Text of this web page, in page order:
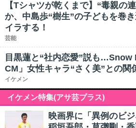
【Tシャツが乾くまで】“毒親の
か、中島歩“樹生”の子どもを巻
イラする！
芸能
目黒蓮と“社内恋愛”説も…Snow
CM」女性キャラ“さく美”との関
イケメン
イケメン特集(アサ芸プラス)
映画界に「異例のビ